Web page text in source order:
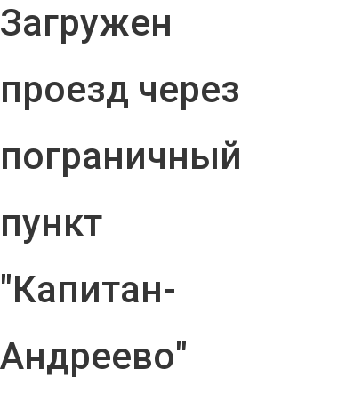
Загружен
проезд через
пограничный
пункт
"Капитан-
Андреево"